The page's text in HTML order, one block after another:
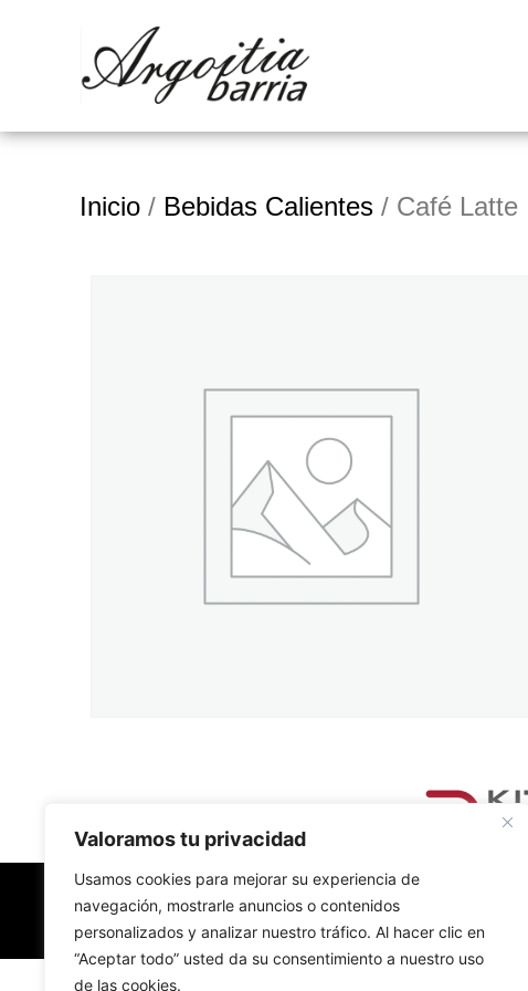
Valoramos tu privacidad
Usamos cookies para mejorar su experiencia de
navegación, mostrarle anuncios o contenidos
personalizados y analizar nuestro tráfico. Al hacer clic en
“Aceptar todo” usted da su consentimiento a nuestro uso
de las cookies.
Inicio / Bebidas Calientes / Café Latte